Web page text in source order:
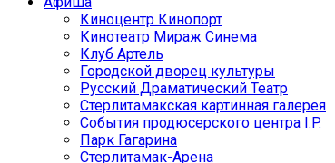
Киноцентр Кинопорт
Кинотеатр Мираж Синема
Клуб Артель
Городской дворец культуры
Русский Драматический Театр
Стерлитамакская картинная галерея
События продюсерского центра I.P.
Парк Гагарина
Стерлитамак-Арена